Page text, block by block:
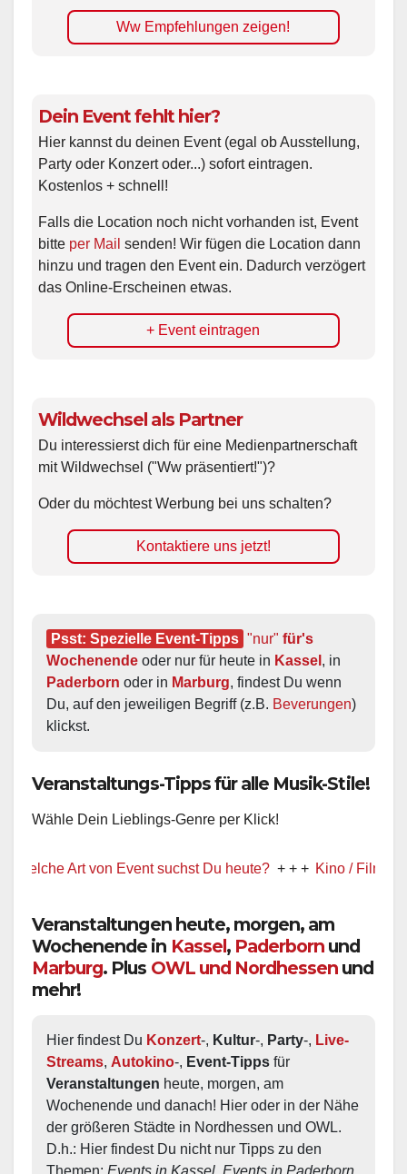
Ww Empfehlungen zeigen!
Dein Event fehlt hier?
Hier kannst du deinen Event (egal ob Ausstellung,
Party oder Konzert oder...) sofort eintragen.
Kostenlos + schnell!
Falls die Location noch nicht vorhanden ist, Event
bitte per Mail senden! Wir fügen die Location dann
hinzu und tragen den Event ein. Dadurch verzögert
das Online-Erscheinen etwas.
+ Event eintragen
Wildwechsel als Partner
Du interessierst dich für eine Medienpartnerschaft
mit Wildwechsel ("Ww präsentiert!")?
Oder du möchtest Werbung bei uns schalten?
Kontaktiere uns jetzt!
Psst: Spezielle Event-Tipps "nur" für's
Wochenende oder nur für heute in Kassel
Paderborn oder in Marburg, findest Du wenn
Du, auf den jeweiligen Begriff (z.B. Beverungen)
klickst.
Veranstaltungs-Tipps für alle Musik-Stile!
Wähle Dein Lieblings-Genre per Klick!
Art von Event suchst Du heute? + + + Kino / Film + + +
Veranstaltungen heute, morgen, am
Wochenende in Kassel, Paderborn und
Marburg. Plus OWL und Nordhessen und
mehr!
Hier findest Du Konzert-, Kultur-, Party-, Live-
Streams, Autokino-, Event-Tipps
Veranstaltungen heute, morgen, am
Wochenende und danach! Hier oder in der Nähe
der größeren Städte in Nordhessen und OWL.
D.h.: Hier findest Du nicht nur Tipps zu den
Themen: Events in Kassel, Events in Paderborn